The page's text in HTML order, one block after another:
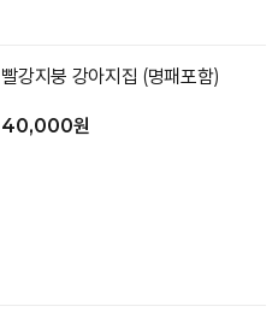
빨강지붕 강아지집 (명패포함)
40,000원